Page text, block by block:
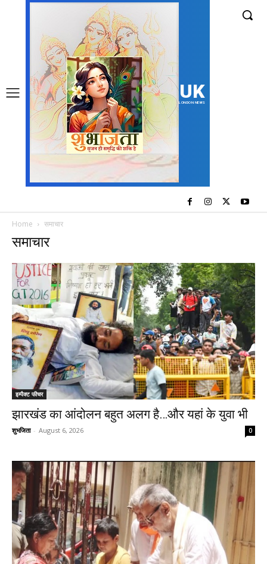
UK
LONDON NEWS
Home समाचार
समाचार
इम्पैक्ट फीचर
झारखंड का आंदोलन बहुत अलग है…और यहां के युवा भी
शुभजिता - August 6, 2026 0